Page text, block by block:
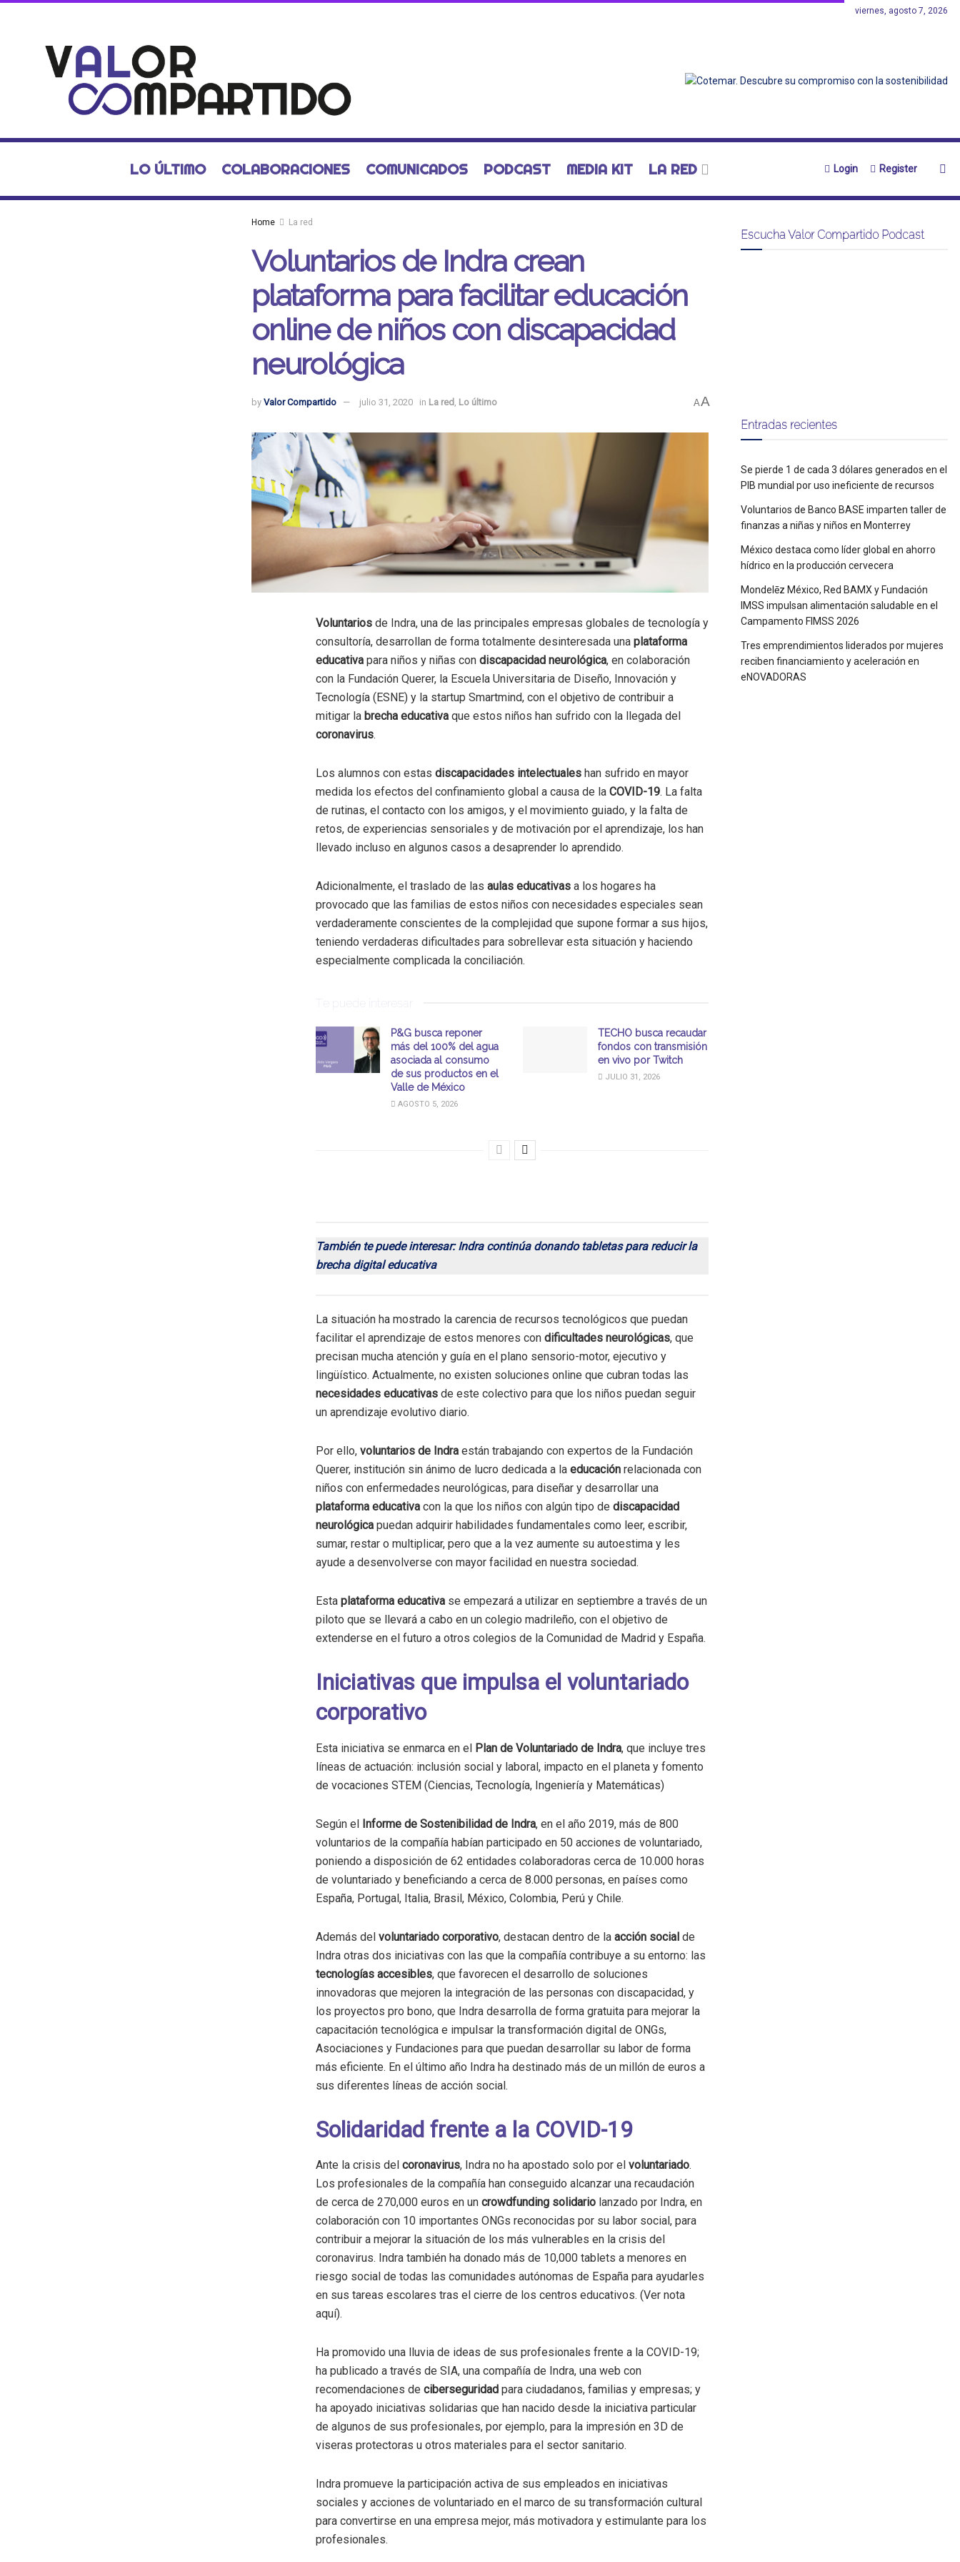
viernes, agosto 7, 2026
LO ÚLTIMO COLABORACIONES COMUNICADOS PODCAST MEDIA KIT LA RED Login Register
Home La red
Voluntarios de Indra crean
plataforma para facilitar educación
online de niños con discapacidad
neurológica
by Valor Compartido julio 31, 2020 in La red Lo último AA
Voluntarios de Indra, una de las principales empresas globales de tecnología y
consultoría, desarrollan de forma totalmente desinteresada una plataforma
educativa para niños y niñas con discapacidad neurológica, en colaboración
con la Fundación Querer, la Escuela Universitaria de Diseño, Innovación y
Tecnología (ESNE) y la startup Smartmind, con el objetivo de contribuir a
mitigar la brecha educativa que estos niños han sufrido con la llegada del
coronavirus.
Los alumnos con estas discapacidades intelectuales han sufrido en mayor
medida los efectos del confinamiento global a causa de la COVID-19. La falta
de rutinas, el contacto con los amigos, y el movimiento guiado, y la falta de
retos, de experiencias sensoriales y de motivación por el aprendizaje, los han
llevado incluso en algunos casos a desaprender lo aprendido.
Adicionalmente, el traslado de las aulas educativas a los hogares ha
provocado que las familias de estos niños con necesidades especiales sean
verdaderamente conscientes de la complejidad que supone formar a sus hijos,
teniendo verdaderas dificultades para sobrellevar esta situación y haciendo
especialmente complicada la conciliación.
Te puede interesar
P&G busca reponer
más del 100% del agua
asociada al consumo
de sus productos en el
Valle de México
AGOSTO 5, 2026
TECHO busca recaudar
fondos con transmisión
en vivo por Twitch
JULIO 31, 2026
También te puede interesar: Indra continúa donando tabletas para reducir la
brecha digital educativa
La situación ha mostrado la carencia de recursos tecnológicos que puedan
facilitar el aprendizaje de estos menores con dificultades neurológicas, que
precisan mucha atención y guía en el plano sensorio-motor, ejecutivo y
lingüístico. Actualmente, no existen soluciones online que cubran todas las
necesidades educativas de este colectivo para que los niños puedan seguir
un aprendizaje evolutivo diario.
Por ello, voluntarios de Indra están trabajando con expertos de la Fundación
Querer, institución sin ánimo de lucro dedicada a la educación relacionada con
niños con enfermedades neurológicas, para diseñar y desarrollar una
plataforma educativa con la que los niños con algún tipo de discapacidad
neurológica puedan adquirir habilidades fundamentales como leer, escribir,
sumar, restar o multiplicar, pero que a la vez aumente su autoestima y les
ayude a desenvolverse con mayor facilidad en nuestra sociedad.
Esta plataforma educativa se empezará a utilizar en septiembre a través de un
piloto que se llevará a cabo en un colegio madrileño, con el objetivo de
extenderse en el futuro a otros colegios de la Comunidad de Madrid y España.
Iniciativas que impulsa el voluntariado
corporativo
Esta iniciativa se enmarca en el Plan de Voluntariado de Indra, que incluye tres
líneas de actuación: inclusión social y laboral, impacto en el planeta y fomento
de vocaciones STEM (Ciencias, Tecnología, Ingeniería y Matemáticas)
Según el Informe de Sostenibilidad de Indra, en el año 2019, más de 800
voluntarios de la compañía habían participado en 50 acciones de voluntariado,
poniendo a disposición de 62 entidades colaboradoras cerca de 10.000 horas
de voluntariado y beneficiando a cerca de 8.000 personas, en países como
España, Portugal, Italia, Brasil, México, Colombia, Perú y Chile.
Además del voluntariado corporativo, destacan dentro de la acción social de
Indra otras dos iniciativas con las que la compañía contribuye a su entorno: las
tecnologías accesibles, que favorecen el desarrollo de soluciones
innovadoras que mejoren la integración de las personas con discapacidad, y
los proyectos pro bono, que Indra desarrolla de forma gratuita para mejorar la
capacitación tecnológica e impulsar la transformación digital de ONGs,
Asociaciones y Fundaciones para que puedan desarrollar su labor de forma
más eficiente. En el último año Indra ha destinado más de un millón de euros a
sus diferentes líneas de acción social.
Solidaridad frente a la COVID-19
Ante la crisis del coronavirus, Indra no ha apostado solo por el voluntariado.
Los profesionales de la compañía han conseguido alcanzar una recaudación
de cerca de 270,000 euros en un crowdfunding solidario lanzado por Indra, en
colaboración con 10 importantes ONGs reconocidas por su labor social, para
contribuir a mejorar la situación de los más vulnerables en la crisis del
coronavirus. Indra también ha donado más de 10,000 tablets a menores en
riesgo social de todas las comunidades autónomas de España para ayudarles
en sus tareas escolares tras el cierre de los centros educativos. (Ver nota
aquí).
Ha promovido una lluvia de ideas de sus profesionales frente a la COVID-19;
ha publicado a través de SIA, una compañía de Indra, una web con
recomendaciones de ciberseguridad para ciudadanos, familias y empresas; y
ha apoyado iniciativas solidarias que han nacido desde la iniciativa particular
de algunos de sus profesionales, por ejemplo, para la impresión en 3D de
viseras protectoras u otros materiales para el sector sanitario.
Indra promueve la participación activa de sus empleados en iniciativas
sociales y acciones de voluntariado en el marco de su transformación cultural
para convertirse en una empresa mejor, más motivadora y estimulante para los
profesionales.
Escucha Valor Compartido Podcast
Entradas recientes
Se pierde 1 de cada 3 dólares generados en el
PIB mundial por uso ineficiente de recursos
Voluntarios de Banco BASE imparten taller de
finanzas a niñas y niños en Monterrey
México destaca como líder global en ahorro
hídrico en la producción cervecera
Mondelēz México, Red BAMX y Fundación
IMSS impulsan alimentación saludable en el
Campamento FIMSS 2026
Tres emprendimientos liderados por mujeres
reciben financiamiento y aceleración en
eNOVADORAS